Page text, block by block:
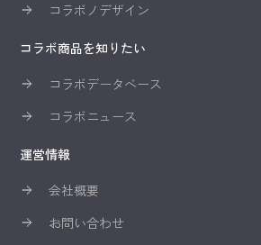
コラボノデザイン
コラボ商品を知りたい
コラボデータベース
コラボニュース
運営情報
会社概要
お問い合わせ